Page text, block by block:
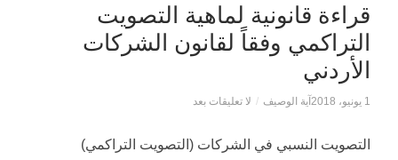
قراءة قانونية لماهية التصويت
التراكمي وفقاً لقانون الشركات
الأردني
1 يونيو، 2018 آية الوصيف / لا تعليقات بعد
التصويت النسبي في الشركات (التصويت التراكمي)